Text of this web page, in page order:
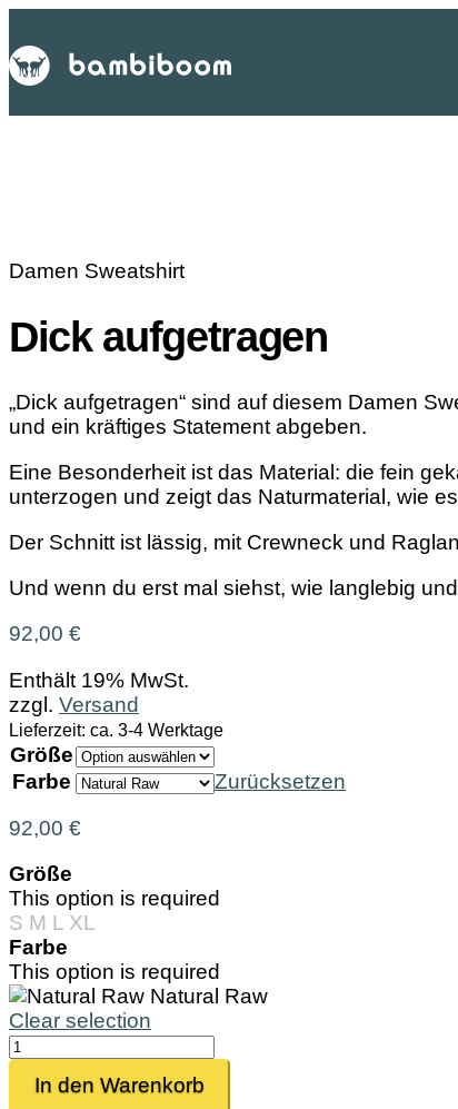
Damen Sweatshirt
Dick aufgetragen
„Dick aufgetragen“ sind auf diesem Damen
und ein kräftiges Statement abgeben.
Eine Besonderheit ist das Material: die fein
unterzogen und zeigt das Naturmaterial, wie
Der Schnitt ist lässig, mit Crewneck und
Und wenn du erst mal siehst, wie langlebig
92,00 €
Enthält 19% MwSt.
zzgl. Versand
Lieferzeit: ca. 3-4 Werktage
Größe
Farbe
Zurücksetzen
92,00 €
Größe
This option is required
S M L XL
Farbe
This option is required
Natural Raw
Clear selection
Dick
aufgetragen
Menge
In den Warenkorb